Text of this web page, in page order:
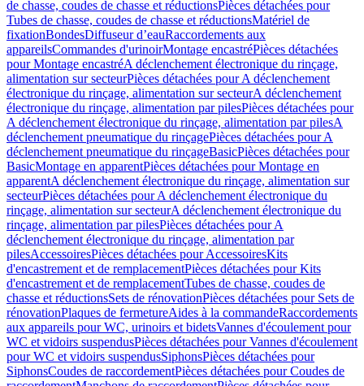
de chasse, coudes de chasse et réductionsPièces détachées pour
Tubes de chasse, coudes de chasse et réductionsMatériel de
fixationBondesDiffuseur d’eauRaccordements aux
appareilsCommandes d'urinoirMontage encastréPièces détachées
pour Montage encastréA déclenchement électronique du rinçage,
alimentation sur secteurPièces détachées pour A déclenchement
électronique du rinçage, alimentation sur secteurA déclenchement
électronique du rinçage, alimentation par pilesPièces détachées pour
A déclenchement électronique du rinçage, alimentation par pilesA
déclenchement pneumatique du rinçagePièces détachées pour A
déclenchement pneumatique du rinçageBasicPièces détachées pour
BasicMontage en apparentPièces détachées pour Montage en
apparentA déclenchement électronique du rinçage, alimentation sur
secteurPièces détachées pour A déclenchement électronique du
rinçage, alimentation sur secteurA déclenchement électronique du
rinçage, alimentation par pilesPièces détachées pour A
déclenchement électronique du rinçage, alimentation par
pilesAccessoiresPièces détachées pour AccessoiresKits
d'encastrement et de remplacementPièces détachées pour Kits
d'encastrement et de remplacementTubes de chasse, coudes de
chasse et réductionsSets de rénovationPièces détachées pour Sets de
rénovationPlaques de fermetureAides à la commandeRaccordements
aux appareils pour WC, urinoirs et bidetsVannes d'écoulement pour
WC et vidoirs suspendusPièces détachées pour Vannes d'écoulement
pour WC et vidoirs suspendusSiphonsPièces détachées pour
SiphonsCoudes de raccordementPièces détachées pour Coudes de